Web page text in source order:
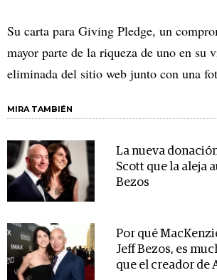
Su carta para Giving Pledge, un
mayor parte de la riqueza de uno en su
eliminada del sitio web junto con una
MIRA TAMBIÉN
La nueva
Scott que la aleja
Bezos
Por qué
Jeff Bezos, es
que el creador de